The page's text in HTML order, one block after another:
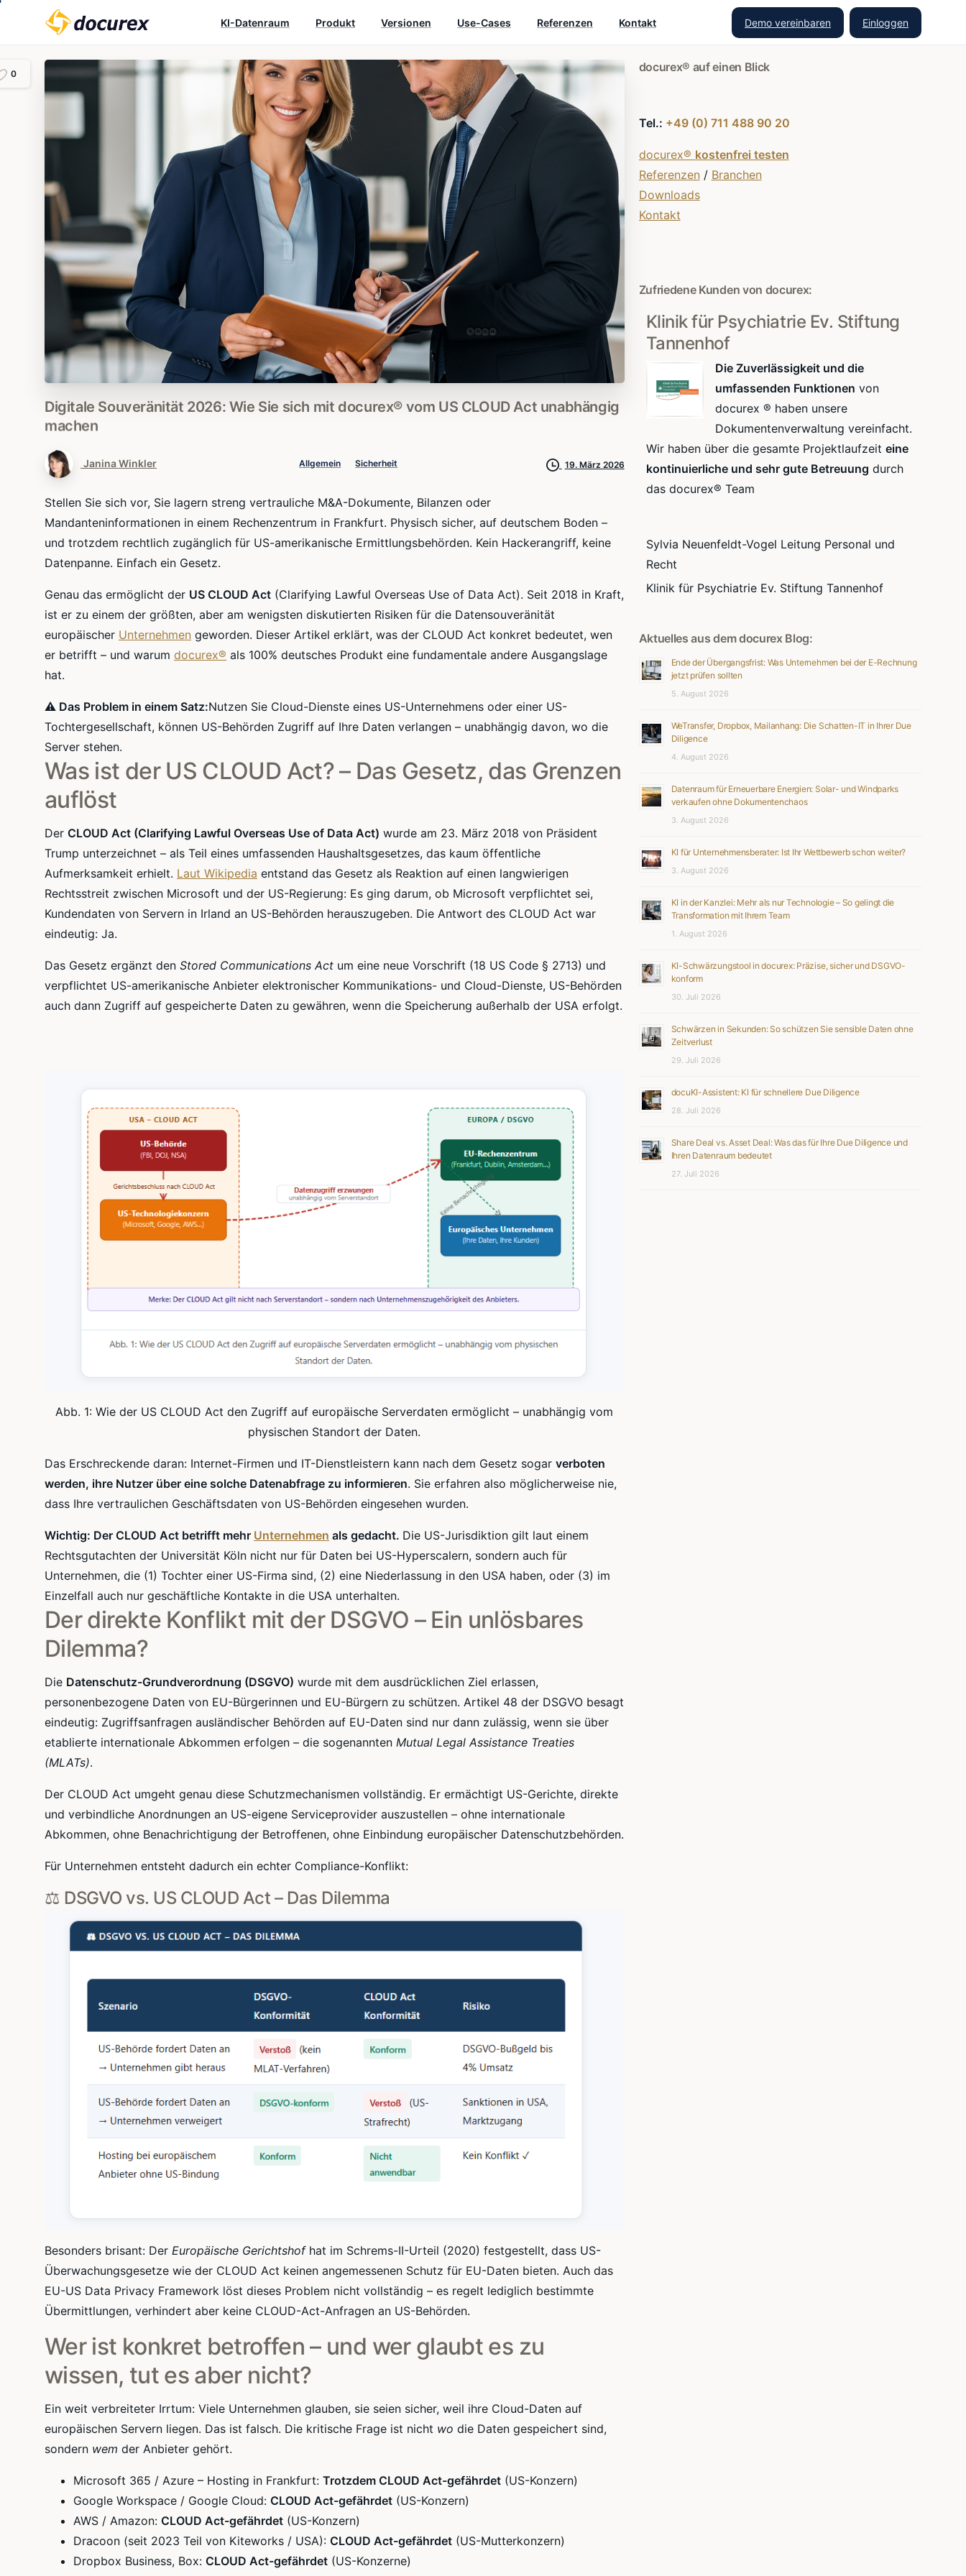
KI-Datenraum Produkt Versionen Use-Cases Referenzen Kontakt Demo vereinbaren Einloggen
Digitale Souveränität 2026: Wie Sie sich mit docurex® vom US CLOUDAct unabhängig
machen
Janina Winkler Allgemein Sicherheit 19. März 2026
Stellen Sie sich vor, Sie lagern streng vertrauliche M&A-Dokumente, Bilanzen oder
Mandanteninformationen in einem Rechenzentrum in Frankfurt. Physisch sicher, auf deutschem Boden –
und trotzdem rechtlich zugänglich für US-amerikanische Ermittlungsbehörden. Kein Hackerangriff, keine
Datenpanne. Einfach ein Gesetz.
Genau das ermöglicht der US CLOUD Act (Clarifying Lawful Overseas Use of Data Act). Seit 2018 in Kraft,
ist er zu einem der größten, aber am wenigsten diskutierten Risiken für die Datensouveränität
europäischer Unternehmen geworden. Dieser Artikel erklärt, was der CLOUD Act konkret bedeutet, wen
er betrifft – und warum docurex® als 100% deutsches Produkt eine fundamentale andere Ausgangslage
hat.
⚠ Das Problem in einem Satz:Nutzen Sie Cloud-Dienste eines US-Unternehmens oder einer US-
Tochtergesellschaft, können US-Behörden Zugriff auf Ihre Daten verlangen – unabhängig davon, wo die
Server stehen.
Was ist der US CLOUD Act? – Das Gesetz, das Grenzen
auflöst
Der CLOUD Act (Clarifying Lawful Overseas Use of Data Act) wurde am 23. März 2018 von Präsident
Trump unterzeichnet – als Teil eines umfassenden Haushaltsgesetzes, das kaum öffentliche
Aufmerksamkeit erhielt. Laut Wikipedia entstand das Gesetz als Reaktion auf einen langwierigen
Rechtsstreit zwischen Microsoft und der US-Regierung: Es ging darum, ob Microsoft verpflichtet sei,
Kundendaten von Servern in Irland an US-Behörden herauszugeben. Die Antwort des CLOUD Act war
eindeutig: Ja.
Das Gesetz ergänzt den Stored Communications Act um eine neue Vorschrift (18 US Code § 2713) und
verpflichtet US-amerikanische Anbieter elektronischer Kommunikations- und Cloud-Dienste, US-Behörden
auch dann Zugriff auf gespeicherte Daten zu gewähren, wenn die Speicherung außerhalb der USA erfolgt.
Abb. 1: Wie der US CLOUD Act den Zugriff auf europäische Serverdaten ermöglicht – unabhängig vom
physischen Standort der Daten.
Das Erschreckende daran: Internet-Firmen und IT-Dienstleistern kann nach dem Gesetz sogar verboten
werden, ihre Nutzer über eine solche Datenabfrage zu informieren. Sie erfahren also möglicherweise nie,
dass Ihre vertraulichen Geschäftsdaten von US-Behörden eingesehen wurden.
Wichtig: Der CLOUD Act betrifft mehr Unternehmen als gedacht. Die US-Jurisdiktion gilt laut einem
Rechtsgutachten der Universität Köln nicht nur für Daten bei US-Hyperscalern, sondern auch für
Unternehmen, die (1) Tochter einer US-Firma sind, (2) eine Niederlassung in den USA haben, oder (3) im
Einzelfall auch nur geschäftliche Kontakte in die USA unterhalten.
Der direkte Konflikt mit der DSGVO – Ein unlösbares
Dilemma?
Die Datenschutz-Grundverordnung (DSGVO) wurde mit dem ausdrücklichen Ziel erlassen,
personenbezogene Daten von EU-Bürgerinnen und EU-Bürgern zu schützen. Artikel 48 der DSGVO besagt
eindeutig: Zugriffsanfragen ausländischer Behörden auf EU-Daten sind nur dann zulässig, wenn sie über
etablierte internationale Abkommen erfolgen – die sogenannten Mutual Legal Assistance Treaties
(MLATs).
Der CLOUD Act umgeht genau diese Schutzmechanismen vollständig. Er ermächtigt US-Gerichte, direkte
und verbindliche Anordnungen an US-eigene Serviceprovider auszustellen – ohne internationale
Abkommen, ohne Benachrichtigung der Betroffenen, ohne Einbindung europäischer Datenschutzbehörden.
Für Unternehmen entsteht dadurch ein echter Compliance-Konflikt:
⚖ DSGVO vs. US CLOUD Act – Das Dilemma
Besonders brisant: Der Europäische Gerichtshofhat im Schrems-II-Urteil (2020) festgestellt, dass US-
Überwachungsgesetze wie der CLOUD Act keinen angemessenen Schutz für EU-Daten bieten. Auch das
EU-US Data Privacy Framework löst dieses Problem nicht vollständig – es regelt lediglich bestimmte
Übermittlungen, verhindert aber keine CLOUD-Act-Anfragen an US-Behörden.
Wer ist konkret betroffen – und wer glaubt es zu
wissen, tut es aber nicht?
Ein weit verbreiteter Irrtum: Viele Unternehmen glauben, sie seien sicher, weil ihre Cloud-Daten auf
europäischen Servern liegen. Das ist falsch. Die kritische Frage ist nicht wo die Daten gespeichert sind,
sondern wem der Anbieter gehört.
Microsoft 365 / Azure – Hosting in Frankfurt: Trotzdem CLOUD Act-gefährdet (US-Konzern)
Google Workspace / Google Cloud: CLOUD Act-gefährdet (US-Konzern)
AWS / Amazon: CLOUD Act-gefährdet (US-Konzern)
Dracoon (seit 2023 Teil von Kiteworks / USA): CLOUD Act-gefährdet (US-Mutterkonzern)
Dropbox Business, Box: CLOUD Act-gefährdet (US-Konzerne)
0 docurex® auf einen Blick
Tel.: +49 (0) 711 488 90 20
docurex® kostenfrei testen
Referenzen / Branchen
Downloads
Kontakt
Zufriedene Kunden von docurex:
Klinik für Psychiatrie Ev. Stiftung
Tannenhof
Die Zuverlässigkeit und die
umfassenden Funktionen von
docurex ® haben unsere
Dokumentenverwaltung vereinfacht.
Wir haben über die gesamte Projektlaufzeit eine
kontinuierliche und sehr gute Betreuung durch
das docurex® Team
Sylvia Neuenfeldt-Vogel Leitung Personal und
Recht
Klinik für Psychiatrie Ev. Stiftung Tannenhof
Aktuelles aus dem docurex Blog:
Ende der Übergangsfrist: Was Unternehmen bei der E-Rechnung
jetzt prüfen sollten
5. August 2026
WeTransfer, Dropbox, Mailanhang: Die Schatten-IT in Ihrer Due
Diligence
4. August 2026
Datenraum für Erneuerbare Energien: Solar- und Windparks
verkaufen ohne Dokumentenchaos
3. August 2026
KI für Unternehmensberater: Ist Ihr Wettbewerb schon weiter?
3. August 2026
KI in der Kanzlei: Mehr als nur Technologie – So gelingt die
Transformation mit Ihrem Team
1. August 2026
KI-Schwärzungstool in docurex: Präzise, sicher und DSGVO-
konform
30. Juli 2026
Schwärzen in Sekunden: So schützen Sie sensible Daten ohne
Zeitverlust
29. Juli 2026
docuKI-Assistent: KI für schnellere Due Diligence
28. Juli 2026
Share Deal vs. Asset Deal: Was das für Ihre Due Diligence und
Ihren Datenraum bedeutet
27. Juli 2026